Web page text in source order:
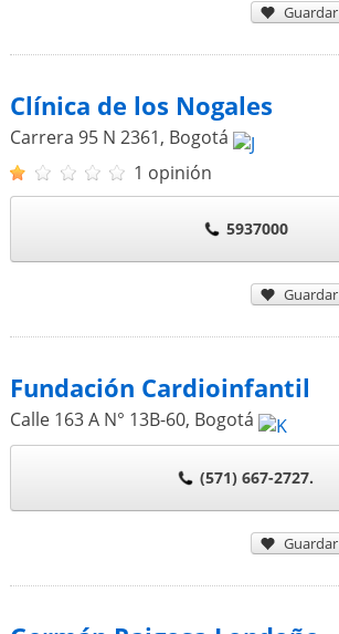
Guardar
Clínica de los Nogales
Carrera 95 N 2361, Bogotá
1 opinión
5937000
Guardar
Fundación Cardioinfantil
Calle 163 A N° 13B-60, Bogotá
(571) 667-2727.
Guardar